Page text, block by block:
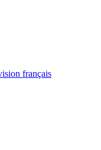
français